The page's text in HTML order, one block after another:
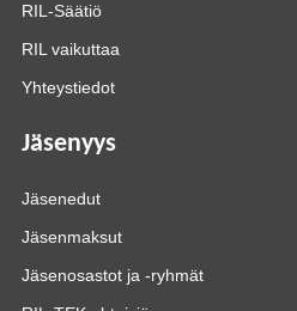
RIL-Säätiö
RIL vaikuttaa
Yhteystiedot
Jäsenyys
Jäsenedut
Jäsenmaksut
Jäsenosastot ja -ryhmät